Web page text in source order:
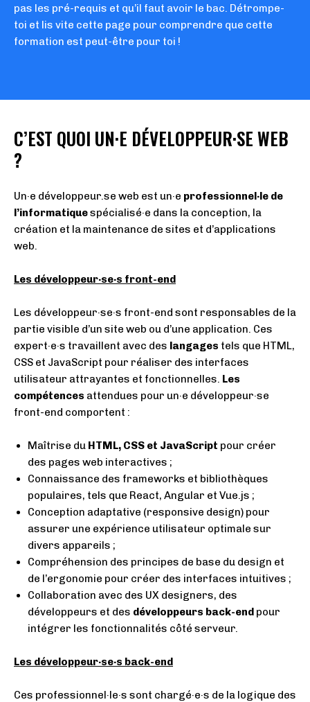
pas les pré-requis et qu’il faut avoir le bac. Détrompe-
toi et lis vite cette page pour comprendre que cette
formation est peut-être pour toi !
C’EST QUOI UN·E DÉVELOPPEUR·SE WEB
?
Un·e développeur.se web est un·e professionnel·le de
l’informatiquespécialisé·e dans la conception, la
création et la maintenance de sites et d’applications
web.
Les développeur·se·s front-end
Les développeur·se·s front-end sont responsables de la
partie visible d’un site web ou d’une application. Ces
expert·e·s travaillent avec des langages tels que HTML,
CSS et JavaScript pour réaliser des interfaces
utilisateur attrayantes et fonctionnelles. Les
compétences attendues pour un·e développeur·se
front-end comportent :
Maîtrise du HTML, CSS et JavaScript pour créer
des pages web interactives ;
Connaissance des frameworks et bibliothèques
populaires, tels que React, Angular et Vue.js ;
Conception adaptative (responsive design) pour
assurer une expérience utilisateur optimale sur
divers appareils ;
Compréhension des principes de base du design et
de l’ergonomie pour créer des interfaces intuitives ;
Collaboration avec des UX designers, des
développeurs et des développeurs back-end pour
intégrer les fonctionnalités côté serveur.
Les développeur·se·s back-end
Ces professionnel·le·s sont chargé·e·s de la logique des